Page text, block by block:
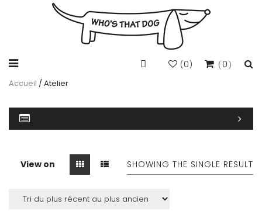
0
(0)
Accueil / Atelier
View on SHOWING THE SINGLE RESULT